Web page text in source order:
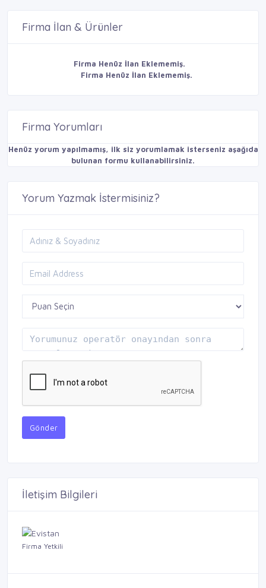
Firma İlan & Ürünler
Firma Henüz İlan Eklememiş.
Firma Henüz İlan Eklememiş.
Firma Yorumları
Henüz yorum yapılmamış, ilk siz yorumlamak isterseniz aşağıda
bulunan formu kullanabilirsiniz.
Yorum Yazmak İstermisiniz?
Gönder
İletişim Bilgileri
Firma Yetkili